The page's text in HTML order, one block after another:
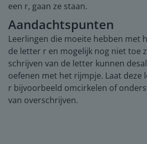
een r, gaan ze staan.
Aandachtspunten
Leerlingen die moeite hebben met
de letter r en mogelijk nog niet toe
schrijven van de letter kunnen
oefenen met het rijmpje. Laat deze
r bijvoorbeeld omcirkelen of
van overschrijven.